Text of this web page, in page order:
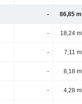
- 86,85
- 18,24
- 7,11
- 8,18
- 4,28